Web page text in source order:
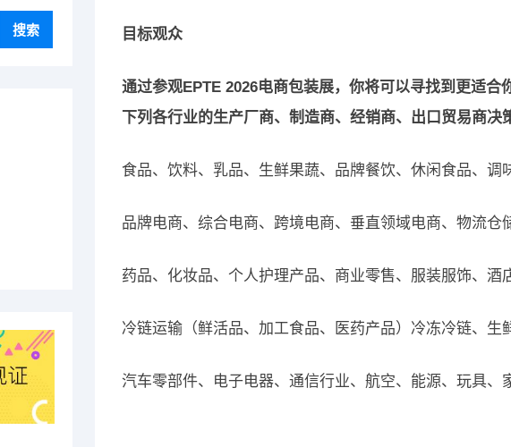
目标观众
通过参观EPTE 2026电商包装展，你将可以寻找到更适合
下列各行业的生产厂商、制造商、经销商、出口贸易商决
食品、饮料、乳品、生鲜果蔬、品牌餐饮、休闲食品、调
品牌电商、综合电商、跨境电商、垂直领域电商、物流仓
药品、化妆品、个人护理产品、商业零售、服装服饰、酒
冷链运输（鲜活品、加工食品、医药产品）冷冻冷链、生
汽车零部件、电子电器、通信行业、航空、能源、玩具、
搜索